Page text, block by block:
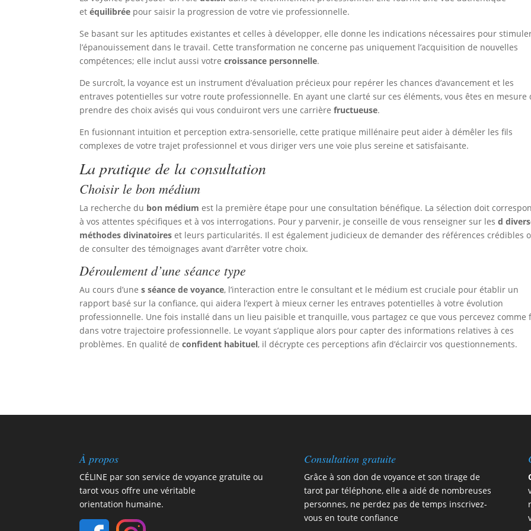
etéquilibrée pour saisir la progression de votre vie professionnelle.
Se basant sur les aptitudes existantes et celles à développer, elle donne les indications nécessaires pour
l’épanouissement dans le travail. Cette transformation ne concerne pas uniquement l’acquisition de nouvelles
compétences; elle inclut aussi votrecroissance personnelle.
De surcroît, la voyance est un instrument d’évaluation précieux pour repérer les chances d’avancement et les
entraves potentielles sur votre route professionnelle. En ayant une clarté sur ces éléments, vous êtes en mesure
prendre des choix avisés qui vous conduiront vers une carrièrefructueuse.
En fusionnant intuition et perception extra-sensorielle, cette pratique millénaire peut aider à démêler les fils
complexes de votre trajet professionnel et vous diriger vers une voie plus sereine et satisfaisante.
La pratique de la consultation
Choisir le bon médium
La recherche du bon médium est la première étape pour une consultation bénéfique. La sélection doit
à vos attentes spécifiques et à vos interrogations. Pour y parvenir, je conseille de vous renseigner sur lesd
méthodes divinatoires et leurs particularités. Il est également judicieux de demander des références crédibles
de consulter des témoignages avant d’arrêter votre choix.
Déroulement d’une séance type
Au cours d’unes séance de voyance, l’interaction entre le consultant et le médium est cruciale pour établir un
rapport basé sur la confiance, qui aidera l’expert à mieux cerner les entraves potentielles à votre évolution
professionnelle. Une fois installé dans un lieu paisible et tranquille, vous partagez ce que vous percevez comme
dans votre trajectoire professionnelle. Le voyant s’applique alors pour capter des informations relatives à ces
problèmes. En qualité deconfident habituel, il décrypte ces perceptions afin d’éclaircir vos questionnements.
À propos
CÉLINE par son service de voyance gratuite ou
tarot vous offre une véritable
orientation humaine.
Consultation gratuite
Grâce à son don de voyance et son tirage de
tarot par téléphone, elle a aidé de nombreuses
personnes, ne perdez pas de temps inscrivez-
vous en toute confiance